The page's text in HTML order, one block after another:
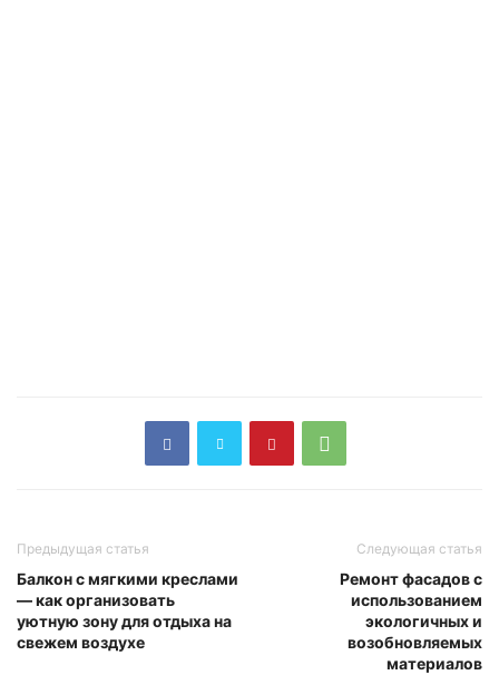
Предыдущая статья
Балкон с мягкими креслами
— как организовать
уютную зону для отдыха на
свежем воздухе
Следующая статья
Ремонт фасадов с
использованием
экологичных и
возобновляемых
материалов